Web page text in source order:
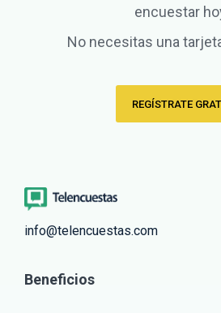
encuestar
No necesitas una
REGÍSTRATE
info@telencuestas.com
Beneficios